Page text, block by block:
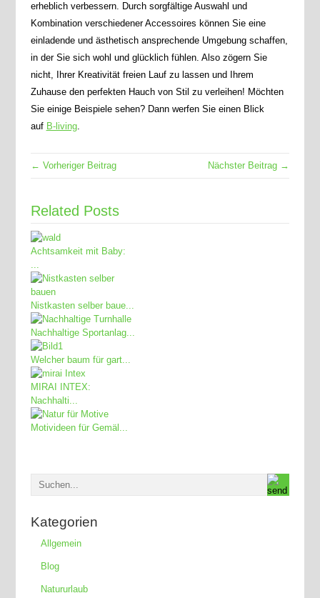
erheblich verbessern. Durch sorgfältige Auswahl und
Kombination verschiedener Accessoires können Sie eine
einladende und ästhetisch ansprechende Umgebung schaffen,
in der Sie sich wohl und glücklich fühlen. Also zögern Sie
nicht, Ihrer Kreativität freien Lauf zu lassen und Ihrem
Zuhause den perfekten Hauch von Stil zu verleihen! Möchten
Sie einige Beispiele sehen? Dann werfen Sie einen Blick
auf B-living.
← Vorheriger Beitrag Nächster Beitrag →
Related Posts
Achtsamkeit mit Baby:
...
Nistkasten selber baue...
Nachhaltige Sportanlag...
Welcher baum für gart...
MIRAI INTEX:
Nachhalti...
Motivideen für Gemäl...
Kategorien
Allgemein
Blog
Natururlaub